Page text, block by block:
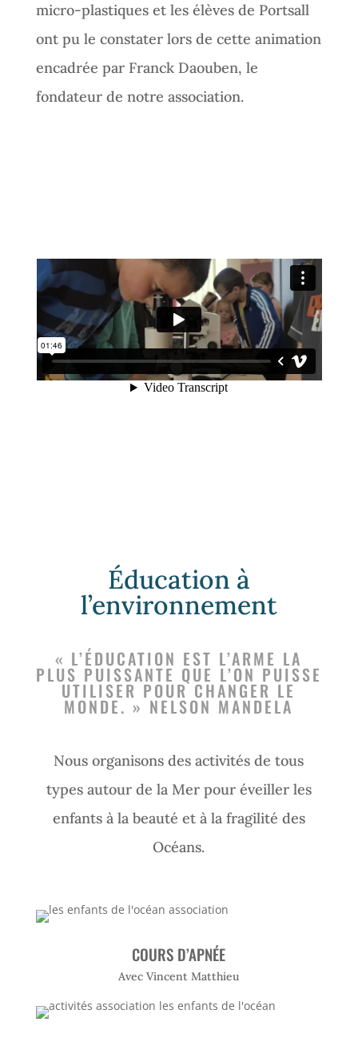
micro-plastiques et les élèves de Portsall
ont pu le constater lors de cette animation
encadrée par Franck Daouben, le
fondateur de notre association.
Éducation à
l’environnement
« L’ÉDUCATION EST L’ARME LA
PLUS PUISSANTE QUE L’ON PUISSE
UTILISER POUR CHANGER LE
MONDE. » NELSON MANDELA
Nous organisons des activités de tous
types autour de la Mer pour éveiller les
enfants à la beauté et à la fragilité des
Océans.
COURS D’APNÉE
Avec Vincent Matthieu